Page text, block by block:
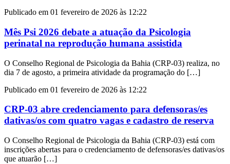
Publicado em 01 fevereiro de 2026 às 12:22
Mês Psi 2026 debate a atuação da Psicologia
perinatal na reprodução humana assistida
O Conselho Regional de Psicologia da Bahia (CRP-03) realiza, no
dia 7 de agosto, a primeira atividade da programação do […]
Publicado em 01 fevereiro de 2026 às 12:22
CRP-03 abre credenciamento para defensoras/es
dativas/os com quatro vagas e cadastro de reserva
O Conselho Regional de Psicologia da Bahia (CRP-03) está com
inscrições abertas para o credenciamento de defensoras/es dativas/os
que atuarão […]